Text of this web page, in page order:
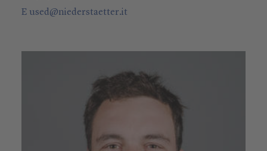
E used@niederstaetter.it